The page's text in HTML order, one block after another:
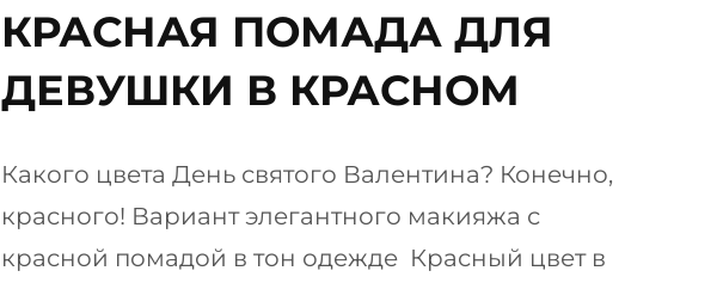
КРАСНАЯ ПОМАДА ДЛЯ
ДЕВУШКИ В КРАСНОМ
Какого цвета День святого Валентина? Конечно,
красного! Вариант элегантного макияжа с
красной помадой в тон одежде Красный цвет в